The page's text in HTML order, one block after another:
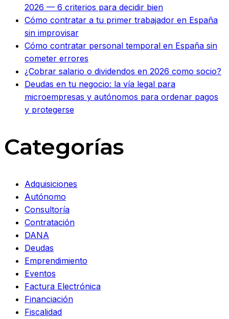
2026 — 6 criterios para decidir bien
Cómo contratar a tu primer trabajador en España
sin improvisar
Cómo contratar personal temporal en España sin
cometer errores
¿Cobrar salario o dividendos en 2026 como socio?
Deudas en tu negocio: la vía legal para
microempresas y autónomos para ordenar pagos
y protegerse
Categorías
Adquisiciones
Autónomo
Consultoría
Contratación
DANA
Deudas
Emprendimiento
Eventos
Factura Electrónica
Financiación
Fiscalidad